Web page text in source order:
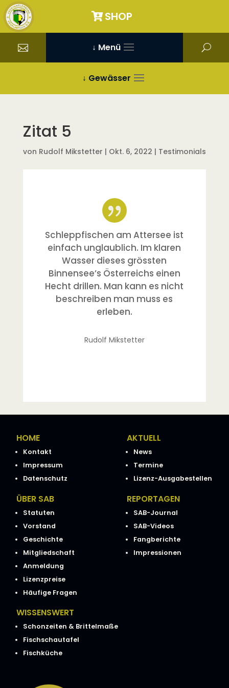
SHOP
↓ Menü
↓ Gewässer
Zitat 5
von Rudolf Mikstetter | Okt. 6, 2022 | Testimonials
Schleppfischen am Attersee ist
einfach unglaublich. Im klaren
Wasser dieses grössten
Binnensee’s Österreichs einen
Hecht drillen. Man kann es nicht
beschreiben man muss es
erleben.
Rudolf Mikstetter
HOME
Kontakt
Impressum
Datenschutz
AKTUELL
News
Termine
Lizenz-Ausgabestellen
ÜBER SAB
Statuten
Vorstand
Geschichte
Mitgliedschaft
Anmeldung
Lizenzpreise
Häufige Fragen
REPORTAGEN
SAB-Journal
SAB-Videos
Fangberichte
Impressionen
WISSENSWERT
Schonzeiten & Brittelmaße
Fischschautafel
Fischküche